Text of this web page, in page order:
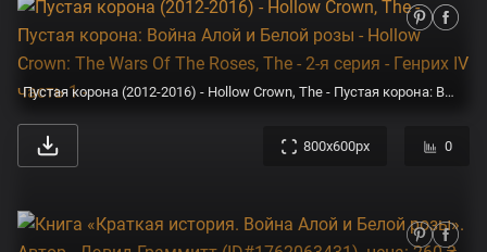
Пустая корона (2012-2016) - Hollow Crown, The - Пустая корона: Война Алой и Белой розы - Hollow Crown: The Wars Of The Roses, The - 2-я серия - Генрих IV часть 1 -
800x600px 0